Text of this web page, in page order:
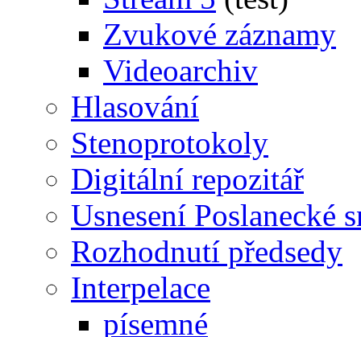
Zvukové záznamy
Videoarchiv
Hlasování
Stenoprotokoly
Digitální repozitář
Usnesení Poslanecké
Rozhodnutí předsedy
Interpelace
písemné